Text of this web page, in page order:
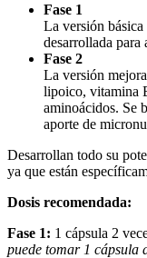
Fase 1
La versión
desarrollada
Fase 2
La versión
lipoico, vitamina
aminoácidos. Se
aporte de
Desarrollan todo su
ya que están
Dosis recomendada:
Fase 1: 1 cápsula 2
puede tomar 1 cápsula